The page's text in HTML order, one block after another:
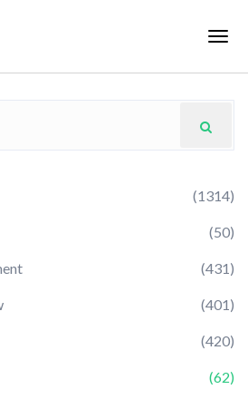
(1314)
(50)
(431)
(401)
(420)
(62)